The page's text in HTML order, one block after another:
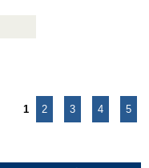
1 2 3 4 5